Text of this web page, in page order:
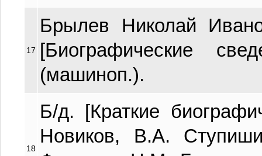
17
Брылев Николай
[Биографические
(машиноп.).
18
Б/д. [Краткие
Новиков, В.А.